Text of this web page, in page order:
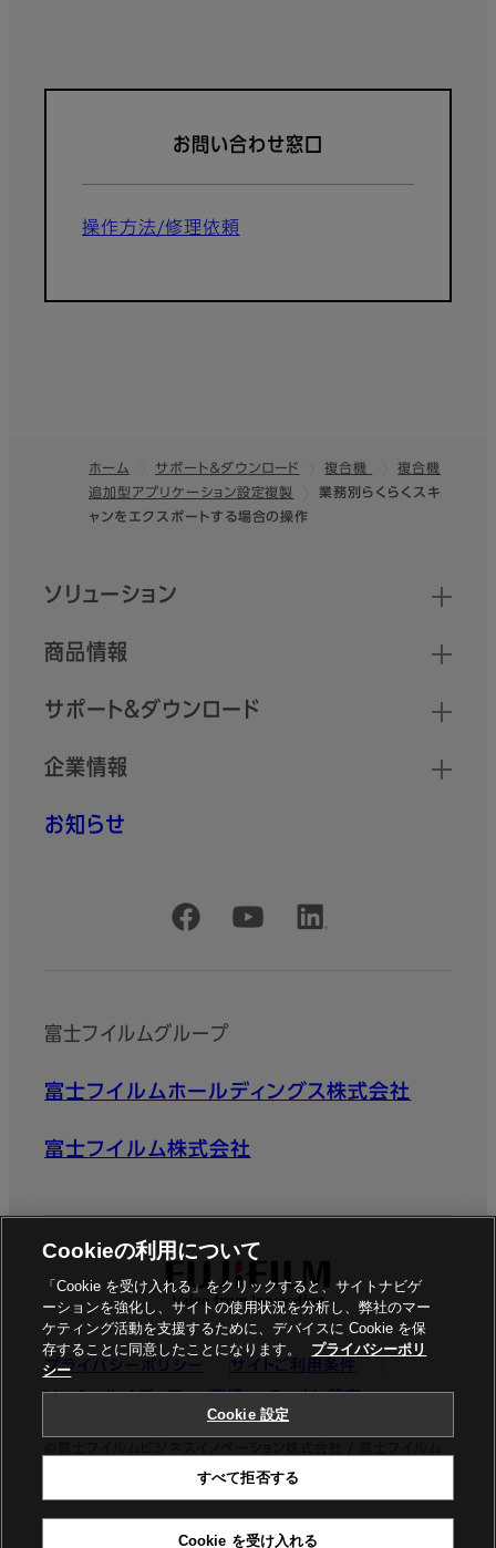
お問い合わせ窓口
操作方法/修理依頼
フッター
ホーム サポート＆ダウンロード 複合機
複合機
追加型アプリケーション設定複製
業務別らくらくスキ
ャンをエクスポートする場合の操作
クイックリンク
ソリューション
商品情報
サポート＆ダウンロード
企業情報
お知らせ
公式SNSアカウント
富士フイルムグループ
富士フイルムホールディングス株式会社
富士フイルム株式会社
プライバシーポリシー
サイトご利用条件
ソーシャルメディア
商標 Cookie設定
ビジネスイノベーションジャパン株式会社
Cookieの利用について
「Cookie を受け入れる」をクリックすると、サイトナビゲ
ーションを強化し、サイトの使用状況を分析し、弊社のマー
ケティング活動を支援するために、デバイスに Cookie を保
存することに同意したことになります。
プライバシーポリ
シー
Cookie 設定
すべて拒否する
Cookie を受け入れる